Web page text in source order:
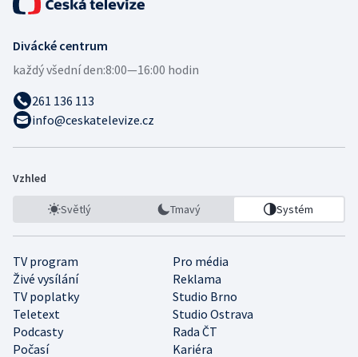
Divácké centrum
každý všední den:8:00—16:00 hodin
261 136 113
info@ceskatelevize.cz
Vzhled
Světlý Tmavý Systém
TV program
Pro média
Živé vysílání
Reklama
TV poplatky
Studio Brno
Teletext
Studio Ostrava
Podcasty
Rada ČT
Počasí
Kariéra